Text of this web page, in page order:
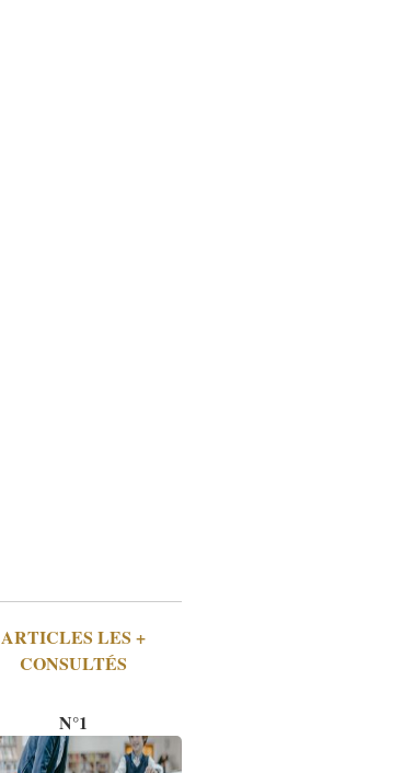
ARTICLES LES +
CONSULTÉS
N°1